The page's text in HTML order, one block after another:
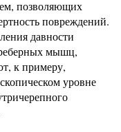
позволяющих
повреждений.
давности
мышц,
к примеру,
уровне